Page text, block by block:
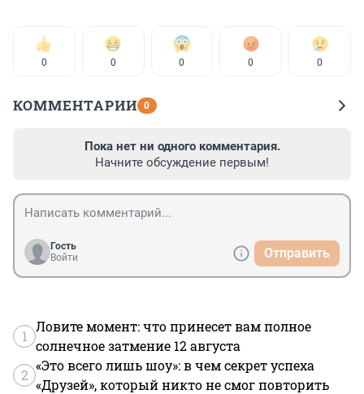
0 0 0 0 0
КОММЕНТАРИИ 0
Пока нет ни одного комментария.
Начните обсуждение первым!
Гость
Войти
Отправить
1
Ловите момент: что принесет вам полное
солнечное затмение 12 августа
2
«Это всего лишь шоу»: в чем секрет успеха
«Друзей», который никто не смог повторить